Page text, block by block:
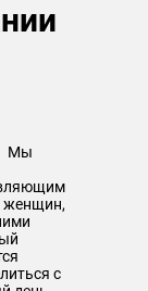
Мы
женщин,
с